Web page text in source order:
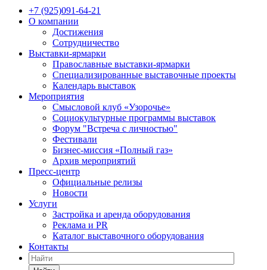
+7 (925)091-64-21
О компании
Достижения
Сотрудничество
Выставки-ярмарки
Православные выставки-ярмарки
Специализированные выставочные проекты
Календарь выставок
Мероприятия
Смысловой клуб «Узорочье»
Социокультурные программы выставок
Форум "Встреча с личностью"
Фестивали
Бизнес-миссия «Полный газ»
Архив мероприятий
Пресс-центр
Официальные релизы
Новости
Услуги
Застройка и аренда оборудования
Реклама и PR
Каталог выставочного оборудования
Контакты